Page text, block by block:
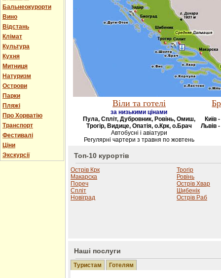
Бальнеокурорти
Вино
Відстань
Клімат
Культура
Кухня
Митниця
Натуризм
Острови
Парки
Пляжі
Про Хорватію
Транспорт
Фестивалі
Ціни
Экскурсії
Віли та готелі
за низькими цінами
Пула, Спліт, Дубровник, Ровінь, Омиш,
Трогір, Видице, Опатія, о.Крк, о.Брач
Автобусні і авіатури
Регулярні чартери з травня по жовтень
Київ
Львів
Топ-10 курортів
Острів Крк
Макарска
Пореч
Спліт
Новіград
Трогір
Ровінь
Острів Хвар
Шибенік
Острів Раб
Наші послуги
Туристам Готелям